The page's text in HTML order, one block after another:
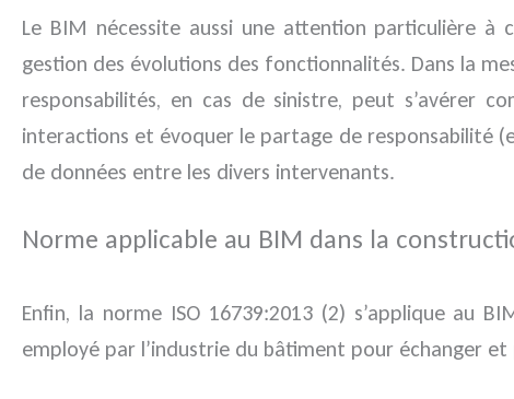
Le BIM nécessite aussi une attention particulière
gestion des évolutions des fonctionnalités. Dans la
responsabilités, en cas de sinistre, peut s’avérer
interactions et évoquer le partage de responsabilité
de données entre les divers intervenants.
Norme applicable au BIM dans la
Enfin, la norme ISO 16739:2013 (2) s’applique au
employé par l’industrie du bâtiment pour échanger